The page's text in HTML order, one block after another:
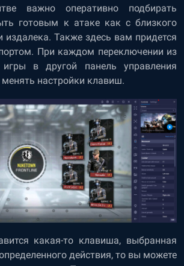
важно оперативно подбирать
готовым к атаке как с близкого
издалека. Также здесь вам придется
При каждом переключении из
в другой панель управления
настройки клавиш.
какая-то клавиша, выбранная
действия, то вы можете